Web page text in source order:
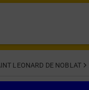
LEONARD DE NOBLAT